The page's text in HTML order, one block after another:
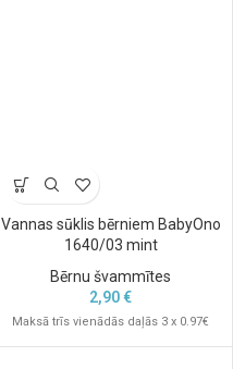
Vannas sūklis bērniem BabyOno
1640/03 mint
Bērnu švammītes
2,90€
Maksā trīs vienādās daļās 3 x 0.97€